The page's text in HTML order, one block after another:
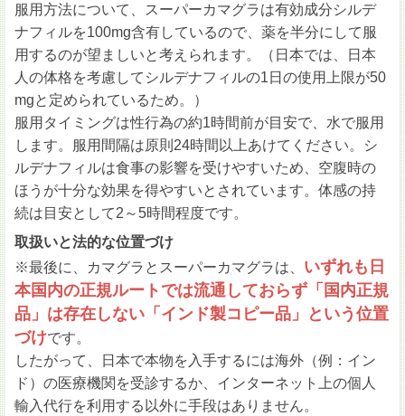
服用方法について、スーパーカマグラは有効成分シルデ
ナフィルを100mg含有しているので、薬を半分にして服
用するのが望ましいと考えられます。（日本では、日本
人の体格を考慮してシルデナフィルの1日の使用上限が50
mgと定められているため。）
服用タイミングは性行為の約1時間前が目安で、水で服用
します。服用間隔は原則24時間以上あけてください。シ
ルデナフィルは食事の影響を受けやすいため、空腹時の
ほうが十分な効果を得やすいとされています。体感の持
続は目安として2～5時間程度です。
取扱いと法的な位置づけ
※最後に、カマグラとスーパーカマグラは、 いずれも日
本国内の正規ルートでは流通しておらず「国内正規
品」は存在しない「インド製コピー品」という位置
づけです。
したがって、日本で本物を入手するには海外（例：イン
ド）の医療機関を受診するか、インターネット上の個人
輸入代行を利用する以外に手段はありません。